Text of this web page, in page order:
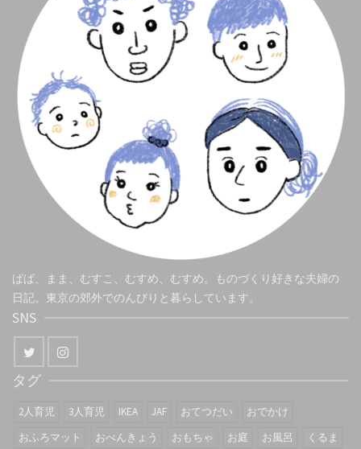
ぱぱ、まま、むすこ、むすめ、むすめ。ものづくり好きな夫婦の
日記。東京の郊外でのんびりと暮らしています。
SNS
タグ
2人育児 3人育児 IKEA JAF おてつだい
おでかけ
おふろマット
おべんきょう おもちゃ お庭 お風呂
くるま